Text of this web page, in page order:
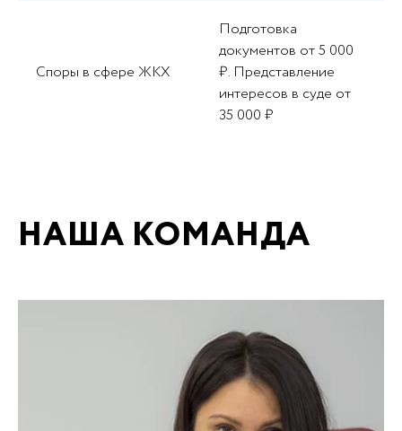
Споры в сфере ЖКХ
Подготовка
документов от 5 000
₽. Представление
интересов в суде от
35 000 ₽
НАША КОМАНДА